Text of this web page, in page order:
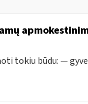
tokiu būdu: —